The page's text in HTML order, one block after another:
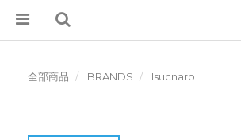
全部商品 BRANDS Isucnarb